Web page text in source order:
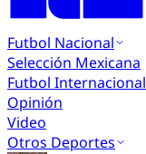
Futbol Nacional
Selección Mexicana
Futbol Internacional
Opinión
Video
Otros Deportes